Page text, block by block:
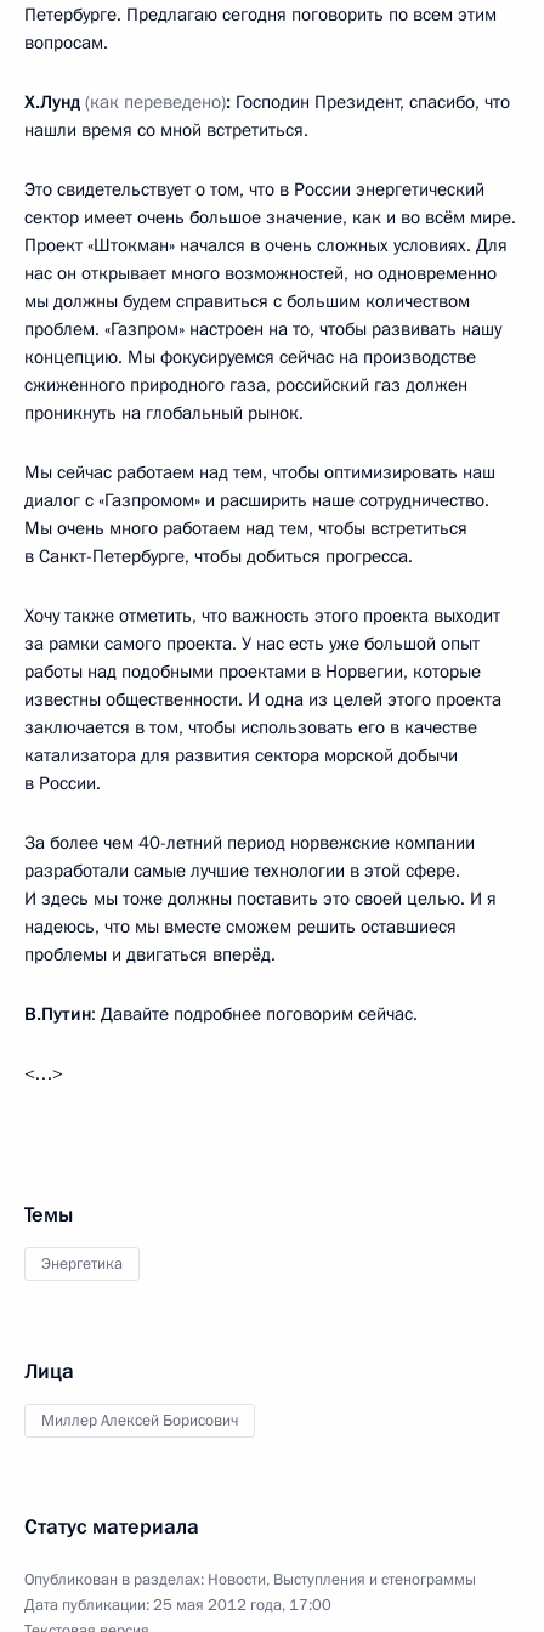
Петербурге. Предлагаю сегодня поговорить по всем этим
вопросам.
Х.Лунд (как переведено): Господин Президент, спасибо, что
нашли время со мной встретиться.
Это свидетельствует о том, что в России энергетический
сектор имеет очень большое значение, как и во всём мире.
Проект «Штокман» начался в очень сложных условиях. Для
нас он открывает много возможностей, но одновременно
мы должны будем справиться с большим количеством
проблем. «Газпром» настроен на то, чтобы развивать нашу
концепцию. Мы фокусируемся сейчас на производстве
сжиженного природного газа, российский газ должен
проникнуть на глобальный рынок.
Мы сейчас работаем над тем, чтобы оптимизировать наш
диалог с «Газпромом» и расширить наше сотрудничество.
Мы очень много работаем над тем, чтобы встретиться
в Санкт-Петербурге, чтобы добиться прогресса.
Хочу также отметить, что важность этого проекта выходит
за рамки самого проекта. У нас есть уже большой опыт
работы над подобными проектами в Норвегии, которые
известны общественности. И одна из целей этого проекта
заключается в том, чтобы использовать его в качестве
катализатора для развития сектора морской добычи
в России.
За более чем 40-летний период норвежские компании
разработали самые лучшие технологии в этой сфере.
И здесь мы тоже должны поставить это своей целью. И я
надеюсь, что мы вместе сможем решить оставшиеся
проблемы и двигаться вперёд.
В.Путин: Давайте подробнее поговорим сейчас.
<…>
Темы
Энергетика
Лица
Миллер Алексей Борисович
Статус материала
Опубликован в разделах: Новости, Выступления и стенограммы
Дата публикации:25 мая 2012 года, 17:00